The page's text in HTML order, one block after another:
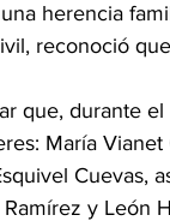
herencia
reconoció
que, durante
María
Cuevas,
y León